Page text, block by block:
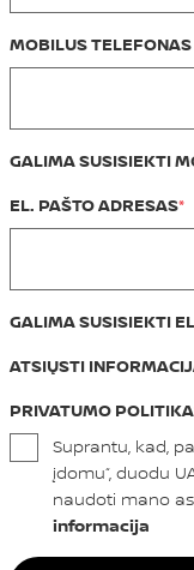
MOBILUS TELEFONAS
GALIMA SUSISIEKTI
EL. PAŠTO ADRESAS
GALIMA SUSISIEKTI
ATSIŲSTI
PRIVATUMO POLITIKA
Suprantu, kad,
įdomu“, duodu
naudoti mano
informacija